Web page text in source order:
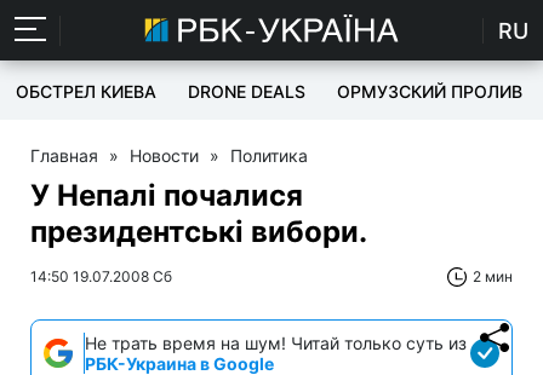
RU
ОБСТРЕЛ КИЕВА DRONE DEALS ОРМУЗСКИЙ ПРОЛИВ
Главная » Новости » Политика
У Непалі почалися
президентські вибори.
14:50 19.07.2008 Сб 2 мин
Не трать время на шум! Читай только суть из
РБК-Украина в Google